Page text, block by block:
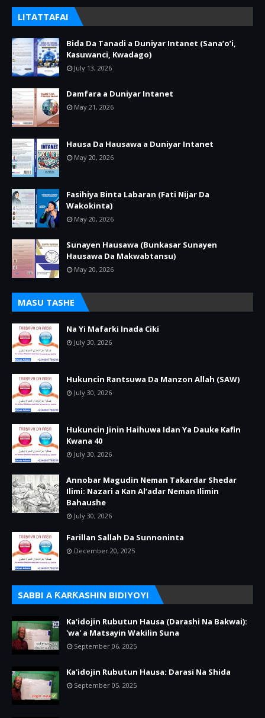
LITATTAFAI
Bida Da Tanadi a Duniyar Intanet (Sana’o’i,
Kasuwanci, Kwadago)
July 13, 2026
Damfara a Duniyar Intanet
May 21, 2026
Hausa Da Hausawa a Duniyar Intanet
May 20, 2026
Fasihiya Binta Labaran (Fati Nijar Da
Wakokinta)
May 20, 2026
Sunayen Hausawa (Bunkasar Sunayen
Hausawa Da Makwabtansu)
May 20, 2026
MASU TASHE
Na Yi Mafarki Inada Ciki
July 30, 2026
Hukuncin Rantsuwa Da Manzon Allah (SAW)
July 30, 2026
Hukuncin Jinin Haihuwa Idan Ya Dauke Kafin
Kwana 40
July 30, 2026
Annobar Magudin Neman Takardar Shedar
Ilimi: Nazari a Kan Al’adar Neman Ilimin
Bahaushe
July 30, 2026
Farillan Sallah Da Sunnoninta
December 20, 2025
SABBI A ƘARƘASHIN BIDIYOYI
Ka'idojin Rubutun Hausa (Darashi Na Bakwai):
'wa' a Matsayin Wakilin Suna
September 06, 2025
Ka'idojin Rubutun Hausa: Darasi Na Shida
September 05, 2025